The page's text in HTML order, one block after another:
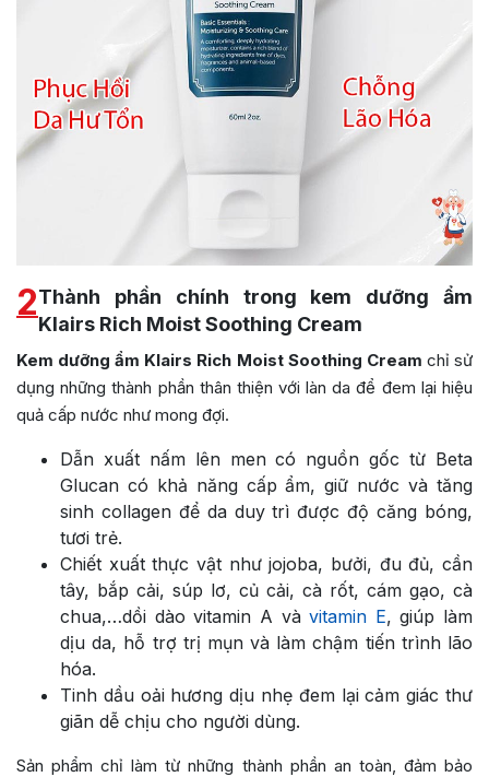
2Thành phần chính trong kem dưỡng ẩm
Klairs Rich Moist Soothing Cream
Kem dưỡng ẩm Klairs Rich Moist Soothing Cream chỉ sử
dụng những thành phần thân thiện với làn da để đem lại hiệu
quả cấp nước như mong đợi.
Dẫn xuất nấm lên men có nguồn gốc từ Beta
Glucan có khả năng cấp ẩm, giữ nước và tăng
sinh collagen để da duy trì được độ căng bóng,
tươi trẻ.
Chiết xuất thực vật như jojoba, bưởi, đu đủ, cần
tây, bắp cải, súp lơ, củ cải, cà rốt, cám gạo, cà
chua,…dồi dào vitamin A vàvitamin E, giúp làm
dịu da, hỗ trợ trị mụn và làm chậm tiến trình lão
hóa.
Tinh dầu oải hương dịu nhẹ đem lại cảm giác thư
giãn dễ chịu cho người dùng.
Sản phẩm chỉ làm từ những thành phần an toàn, đảm bảo